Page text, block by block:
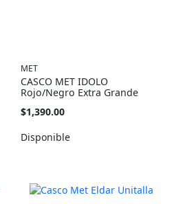
MET
CASCO MET IDOLO
Rojo/Negro Extra Grande
$1,390.00
Disponible